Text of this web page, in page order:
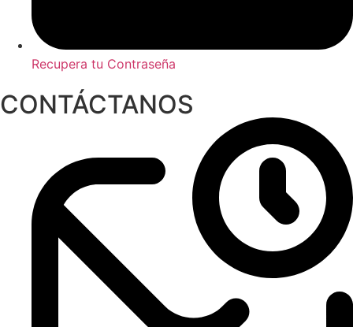
Recupera tu Contraseña
CONTÁCTANOS